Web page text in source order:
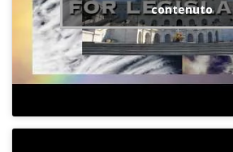
contenuto